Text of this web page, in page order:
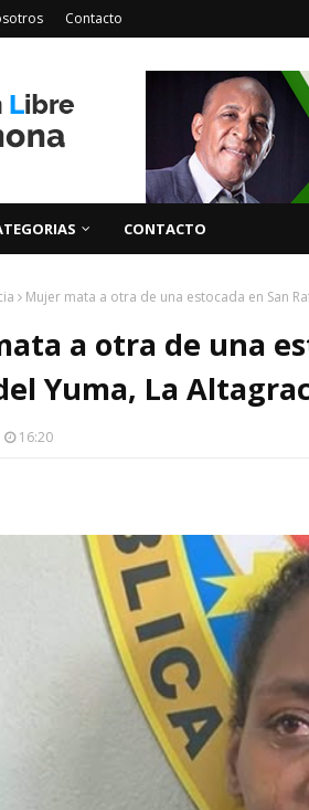
Contacto
CONTACTO
Mujer mata a otra de una estocada en San
a otra de una
Yuma, La
16:20